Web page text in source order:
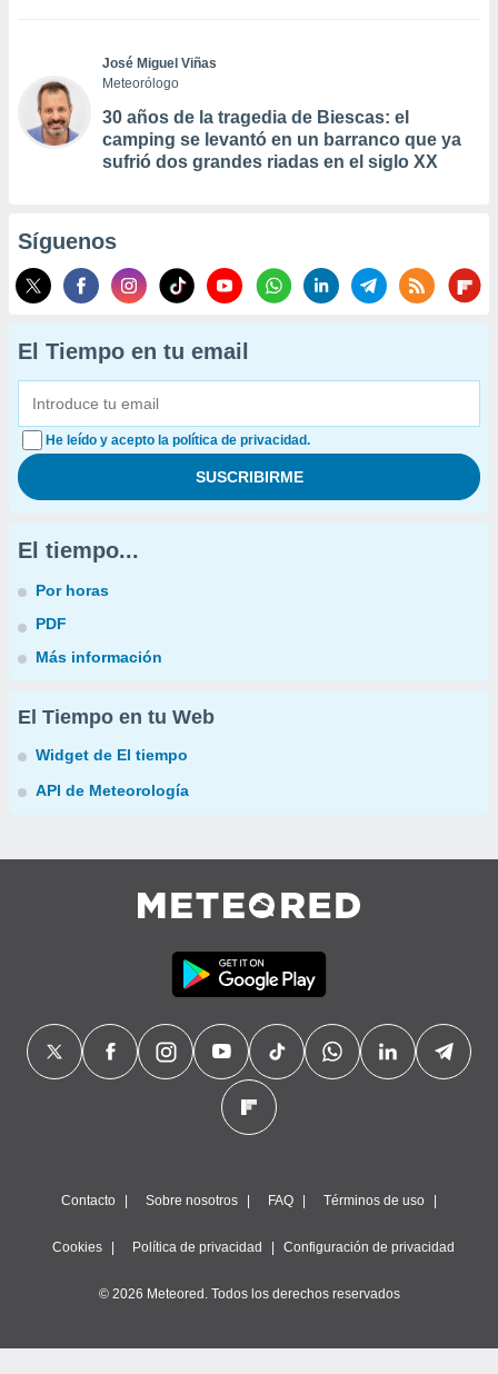
José Miguel Viñas
Meteorólogo
30 años de la tragedia de Biescas: el
camping se levantó en un barranco que ya
sufrió dos grandes riadas en el siglo XX
Síguenos
El Tiempo en tu email
He leído y acepto la política de privacidad.
El tiempo...
Por horas
PDF
Más información
El Tiempo en tu Web
Widget de El tiempo
API de Meteorología
Contacto Sobre nosotros FAQ Términos de uso
Cookies Política de privacidad Configuración de privacidad
© 2026 Meteored. Todos los derechos reservados